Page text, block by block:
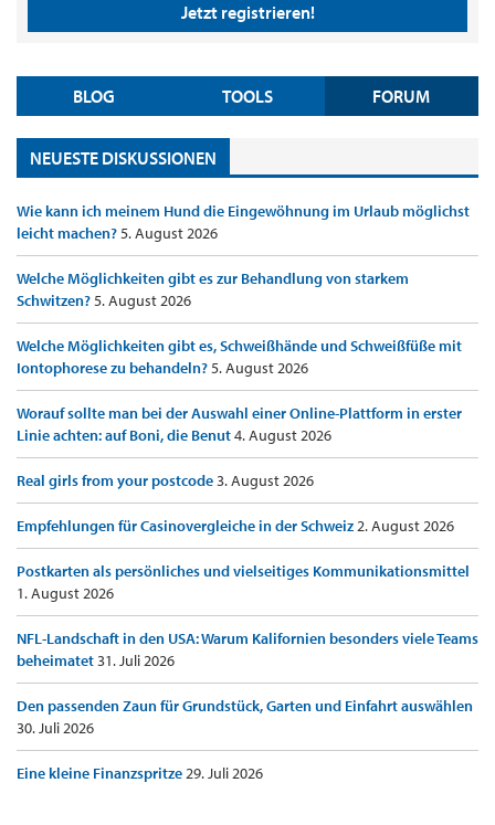
Jetzt registrieren!
BLOG TOOLS FORUM
NEUESTE DISKUSSIONEN
Wie kann ich meinem Hund die Eingewöhnung im Urlaub möglichst
leicht machen?5. August 2026
Welche Möglichkeiten gibt es zur Behandlung von starkem
Schwitzen?5. August 2026
Welche Möglichkeiten gibt es, Schweißhände und Schweißfüße mit
Iontophorese zu behandeln?5. August 2026
Worauf sollte man bei der Auswahl einer Online-Plattform in erster
Linie achten: auf Boni, die Benut4. August 2026
Real girls from your postcode3. August 2026
Empfehlungen für Casinovergleiche in der Schweiz2. August 2026
Postkarten als persönliches und vielseitiges Kommunikationsmittel
1. August 2026
NFL-Landschaft in den USA: Warum Kalifornien besonders viele Teams
beheimatet31. Juli 2026
Den passenden Zaun für Grundstück, Garten und Einfahrt auswählen
30. Juli 2026
Eine kleine Finanzspritze29. Juli 2026